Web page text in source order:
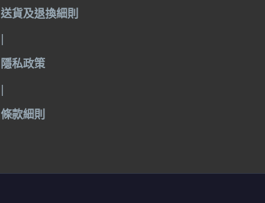
送貨及退換細則
|
隱私政策
|
條款細則